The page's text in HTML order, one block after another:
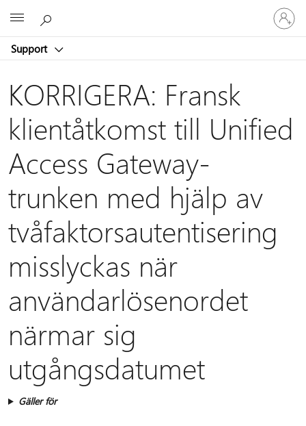
Support
Logga
in
på
konto
KORRIGERA: Fransk
klientåtkomst till Unified
Access Gateway-
trunken med hjälp av
tvåfaktorsautentisering
misslyckas när
användarlösenordet
närmar sig
utgångsdatumet
Gäller för